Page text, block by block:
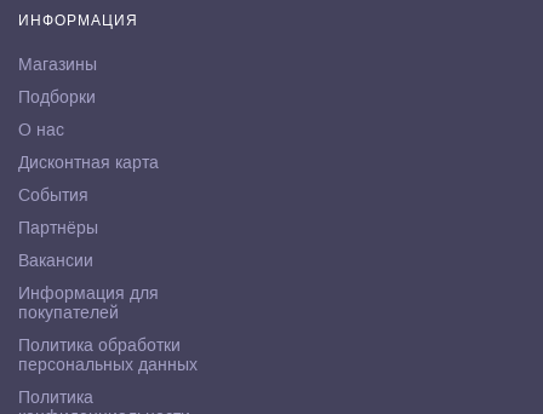
ИНФОРМАЦИЯ
Магазины
Подборки
О нас
Дисконтная карта
События
Партнёры
Вакансии
Информация для
покупателей
Политика обработки
персональных данных
Политика